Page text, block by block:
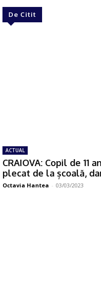
De Citit
ACTUAL
CRAIOVA: Copil de 11
plecat de la școală,
Octavia Hantea - 03/03/2023